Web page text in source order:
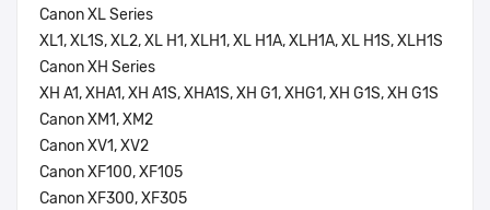
Canon XL Series
XL1, XL1S, XL2, XL H1, XLH1, XL H1A, XLH1A, XL H1S, XLH1S
Canon XH Series
XH A1, XHA1, XH A1S, XHA1S, XH G1, XHG1, XH G1S, XH G1S
Canon XM1, XM2
Canon XV1, XV2
Canon XF100, XF105
Canon XF300, XF305